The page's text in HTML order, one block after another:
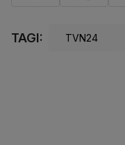
TAGI: TVN24